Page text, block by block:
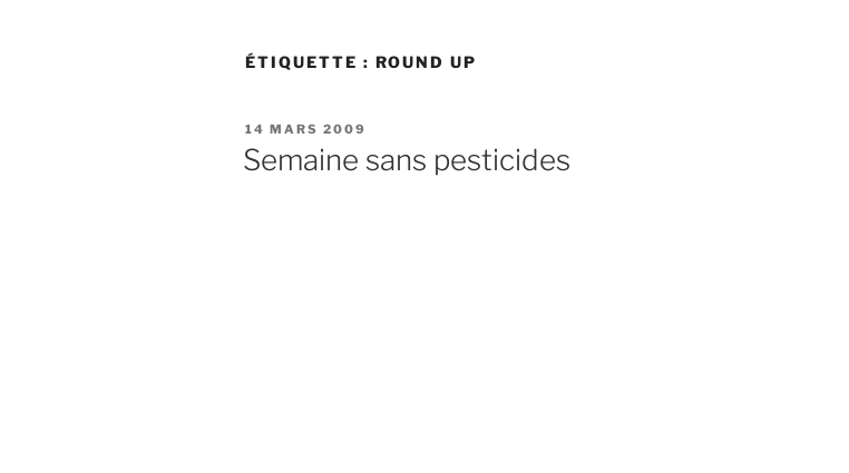
ÉTIQUETTE : ROUND UP
PUBLIÉ
LE
14 MARS 2009
Semaine sans pesticides